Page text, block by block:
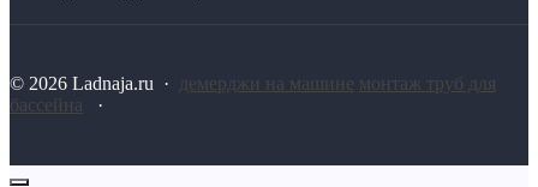
© 2026 Ladnaja.ru · демерджи на машине монтаж труб для
бассейна
·